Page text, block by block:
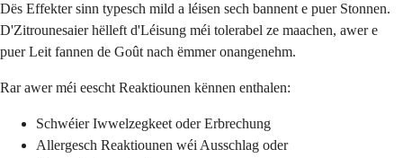
Dës Effekter sinn typesch mild a léisen sech bannent e puer Stonnen.
D'Zitrounesaier hëlleft d'Léisung méi tolerabel ze maachen, awer e
puer Leit fannen de Goût nach ëmmer onangenehm.
Rar awer méi eescht Reaktiounen kënnen enthalen:
Schwéier Iwwelzegkeet oder Erbrechung
Allergesch Reaktiounen wéi Ausschlag oder